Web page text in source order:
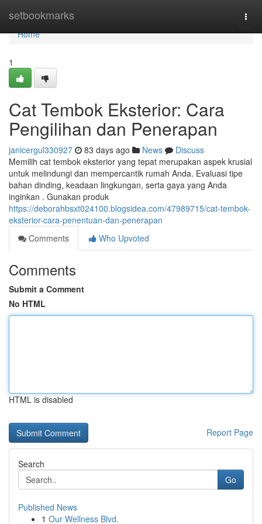
setbookmarks
Home
Home
1
Cat Tembok Eksterior: Cara
Pengilihan dan Penerapan
janicergul330927 83 days ago News
Discuss
Memilih cat tembok eksterior yang tepat merupakan aspek krusial
untuk melindungi dan mempercantik rumah Anda. Evaluasi tipe
bahan dinding, keadaan lingkungan, serta gaya yang Anda
inginkan . Gunakan produk
https://deborahbsxt024100.blogsidea.com/47989715/cat-tembok-
eksterior-cara-penentuan-dan-penerapan
Comments
Who Upvoted
Comments
Submit a Comment
No HTML
HTML is disabled
Report Page
Search
Go
Published News
1 Our Wellness Blvd.